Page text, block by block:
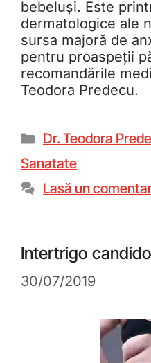
bebeluși. Este
dermatologice ale
sursa majoră de
pentru proaspeții
recomandările
Teodora Predecu.
Dr. Teodora
Sanatate
Lasă un
Intertrigo
30/07/2019